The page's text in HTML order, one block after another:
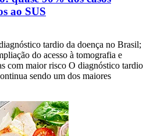
ao SUS
tardio da doença no Brasil;
do acesso à tomografia e
com maior risco O diagnóstico tardio
sendo um dos maiores